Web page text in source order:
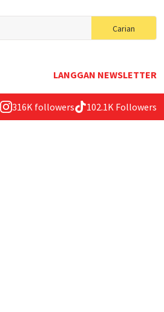
Carian
for:
LANGGAN NEWSLETTER
316K followers 102.1K Followers